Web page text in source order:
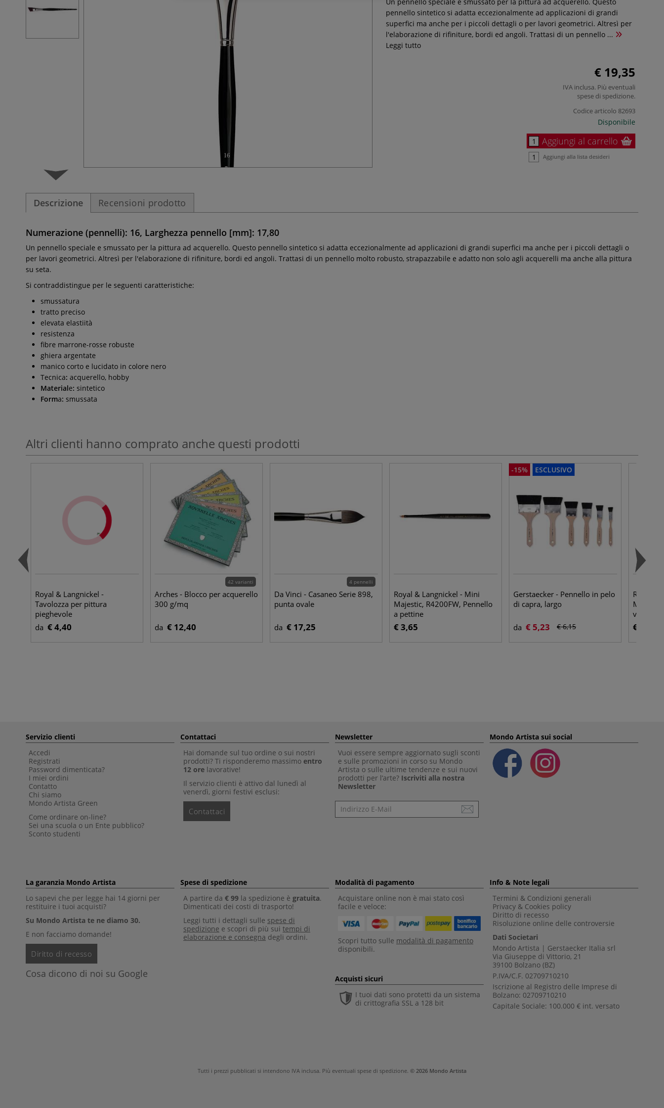
pennello sintetico si adatta eccezionalmente ad applicazioni di grandi
superfici ma anche per i piccoli dettagli o per lavori geometrici. Altresì per
l'elaborazione di rifiniture, bordi ed angoli. Trattasi di un pennello ...
Leggi tutto
€ 19,35
IVA inclusa. Più eventuali
spese di spedizione.
Codice articolo 82693
Disponibile
Aggiungi al carrello
Aggiungi alla lista desideri
Descrizione Recensioni prodotto
Numerazione (pennelli): 16, Larghezza pennello [mm]: 17,80
Un pennello speciale e smussato per la pittura ad acquerello. Questo pennello sintetico si adatta eccezionalmente ad applicazioni di grandi superfici ma anche per i piccoli dettagli o
per lavori geometrici. Altresì per l'elaborazione di rifiniture, bordi ed angoli. Trattasi di un pennello molto robusto, strapazzabile e adatto non solo agli acquerelli ma anche alla pittura
su seta.
Si contraddistingue per le seguenti caratteristiche:
smussatura
tratto preciso
elevata elastiità
resistenza
fibre marrone-rosse robuste
ghiera argentate
manico corto e lucidato in colore nero
Tecnica: acquerello, hobby
Materiale: sintetico
Forma: smussata
Altri clienti hanno comprato anche questi prodotti
Royal & Langnickel -
Tavolozza per pittura
pieghevole
da € 4,40
42 varianti
Arches - Blocco per acquerello
300 g/mq
da € 12,40
4 pennelli
Da Vinci - Casaneo Serie 898,
punta ovale
da € 17,25
Royal & Langnickel - Mini
Majestic, R4200FW, Pennello
a pettine
€ 3,65
-15% ESCLUSIVO
Gerstaecker - Pennello in pelo
di capra, largo
da € 5,23 € 6,15
Royal &
ventaglio
€ 3,65
Servizio clienti
Accedi
Registrati
Password dimenticata?
I miei ordini
Contatto
Chi siamo
Mondo Artista Green
Come ordinare on-line?
Sei una scuola o un Ente pubblico?
Sconto studenti
Contattaci
Hai domande sul tuo ordine o sui nostri
prodotti? Ti risponderemo massimo entro
12 ore lavorative!
Il servizio clienti è attivo dal lunedì al
venerdì, giorni festivi esclusi:
Contattaci
Newsletter
Vuoi essere sempre aggiornato sugli sconti
e sulle promozioni in corso su Mondo
Artista o sulle ultime tendenze e sui nuovi
prodotti per l’arte? Iscriviti alla nostra
Newsletter
Newsletter
Mondo Artista sui social
La garanzia Mondo Artista
Lo sapevi che per legge hai 14 giorni per
restituire i tuoi acquisti?
Su Mondo Artista te ne diamo 30.
E non facciamo domande!
Diritto di recesso
Cosa dicono di noi su Google
Spese di spedizione
A partire da € 99 la spedizione è gratuita.
Dimenticati dei costi di trasporto!
Leggi tutti i dettagli sulle spese di
spedizione e scopri di più sui tempi di
elaborazione e consegna degli ordini.
Modalità di pagamento
Acquistare online non è mai stato così
facile e veloce:
Scopri tutto sulle modalità di pagamento
disponibili.
Info & Note legali
Termini & Condizioni generali
Privacy & Cookies policy
Diritto di recesso
Risoluzione online delle controversie
Dati Societari
Mondo Artista | Gerstaecker Italia srl
Via Giuseppe di Vittorio, 21
39100 Bolzano (BZ)
P.IVA/C.F. 02709710210
Iscrizione al Registro delle Imprese di
Bolzano: 02709710210
Capitale Sociale: 100.000 € int. versato
Acquisti sicuri
I tuoi dati sono protetti da un sistema
di crittografia SSL a 128 bit
Tutti i prezzi pubblicati si intendono IVA inclusa. Più eventuali spese di spedizione. © 2026 Mondo Artista